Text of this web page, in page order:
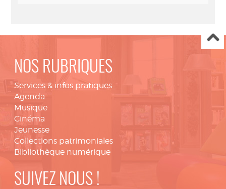
NOS RUBRIQUES
Services & infos pratiques
Agenda
Musique
Cinéma
Jeunesse
Collections patrimoniales
Bibliothèque numérique
SUIVEZ NOUS !